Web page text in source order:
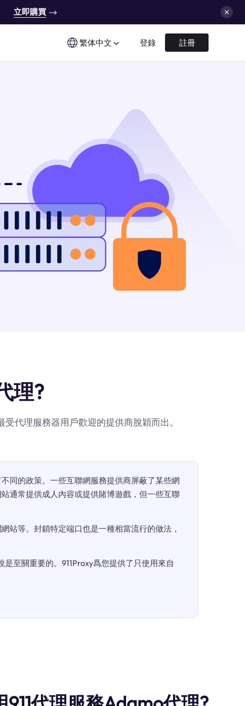
立即購買
繁体中文 登錄 註冊
理?
代理服務器用戶歡迎的提供商脫穎而出。
同的政策。一些互聯網服務提供商屏蔽了某些網
通常提供成人內容或提供賭博遊戲，但一些互聯
站等。封鎖特定端口也是一種相當流行的做法，
至關重要的。911Proxy爲您提供了只使用來自